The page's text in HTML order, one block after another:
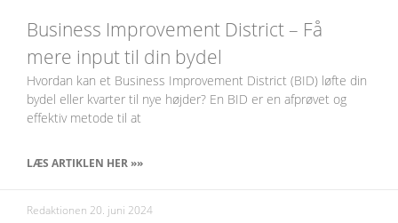
Business Improvement District – Få
mere input til din bydel
Hvordan kan et Business Improvement District (BID) løfte din
bydel eller kvarter til nye højder? En BID er en afprøvet og
effektiv metode til at
LÆS ARTIKLEN HER »»
Redaktionen 20. juni 2024